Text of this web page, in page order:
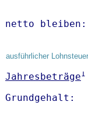
netto
ausführlicher
Jahresbeträge1